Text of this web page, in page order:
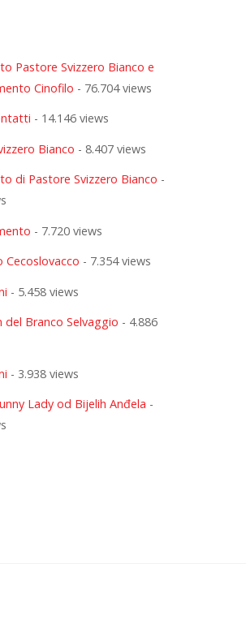
Pastore Svizzero Bianco e
Cinofilo - 76.704 views
- 14.146 views
Bianco - 8.407 views
di Pastore Svizzero Bianco -
- 7.720 views
Cecoslovacco - 7.354 views
- 5.458 views
Branco Selvaggio - 4.886
- 3.938 views
Lady od Bijelih Anđela -